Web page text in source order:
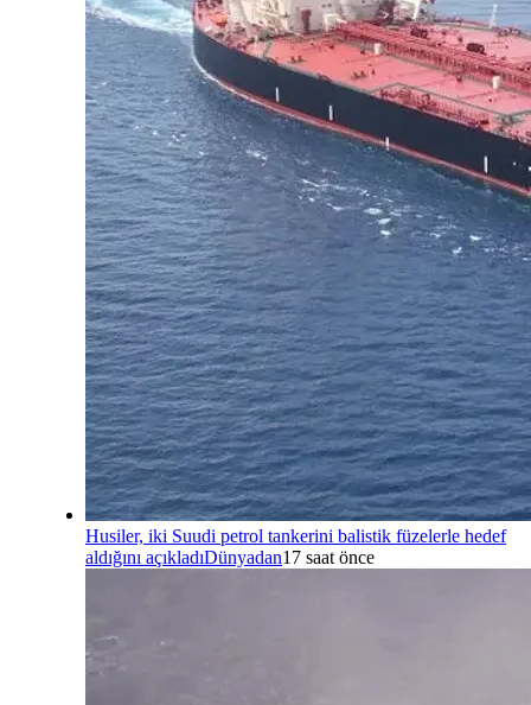
Husiler, iki Suudi petrol tankerini balistik füzelerle hedef
aldığını açıkladıDünyadan17 saat önce